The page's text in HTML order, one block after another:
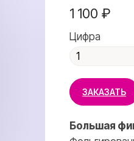
+7 (967) 271-
1 100 ₽
Цифра
ЗАКАЗАТЬ
Большая